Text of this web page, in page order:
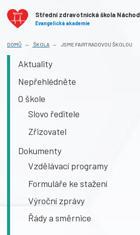
Střední zdravotnická škola Náchod
Evangelická akademie
DOMŮ ŠKOLA JSME FAIRTRADOVOU ŠKOLOU
Aktuality
Nepřehlédněte
O škole
Slovo ředitele
Zřizovatel
Dokumenty
Vzdělávací programy
Formuláře ke stažení
Výroční zprávy
Řády a směrnice